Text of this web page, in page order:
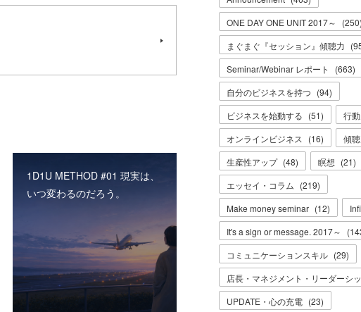
1D1U METHOD #01 現実は、
いつ変わるのだろう。
ONE DAY ONE UNIT 2017～
(250)
まぐまぐ『セッション』傾聴力 (
Seminar/Webinar レポート
(663)
自分のビジネスを持つ (94)
ビジネスを始動する (51) 行
オンラインビジネス
(16) 傾
生産性アップ (48) 瞑想 (21)
エッセイ・コラム (219)
Make money seminar (12)
It's a sign or message. 2017～
(
コミュニケーションスキル (29)
店長・マネジメント・リーダーシ
UPDATE・心の充電 (23)